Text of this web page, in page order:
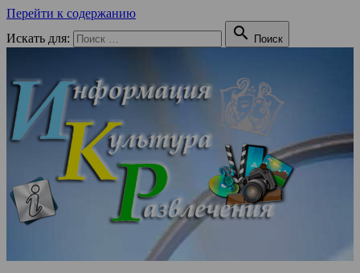
Перейти к содержанию
Искать для:
 Поиск